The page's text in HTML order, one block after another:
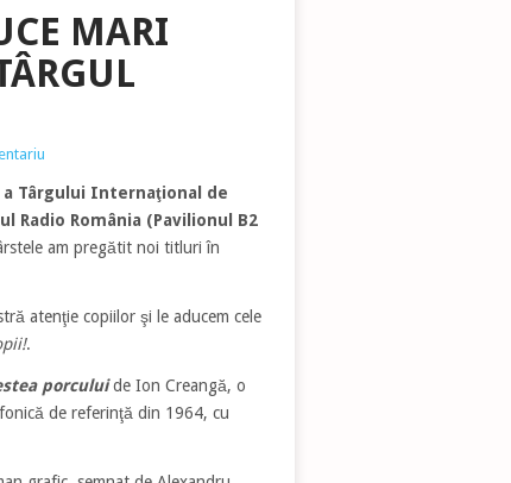
MARI
a Târgului Internaţional de
Radio România (Pavilionul B2
am pregătit noi titluri în
atenţie copiilor şi le aducem cele
.
porculuide Ion Creangă, o
de referinţă din 1964, cu